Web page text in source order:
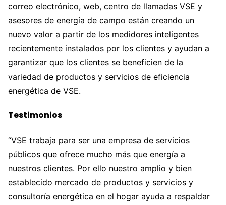
correo electrónico, web, centro de llamadas VSE y
asesores de energía de campo están creando un
nuevo valor a partir de los medidores inteligentes
recientemente instalados por los clientes y ayudan a
garantizar que los clientes se beneficien de la
variedad de productos y servicios de eficiencia
energética de VSE.
Testimonios
“VSE trabaja para ser una empresa de servicios
públicos que ofrece mucho más que energía a
nuestros clientes. Por ello nuestro amplio y bien
establecido mercado de productos y servicios y
consultoría energética en el hogar ayuda a respaldar